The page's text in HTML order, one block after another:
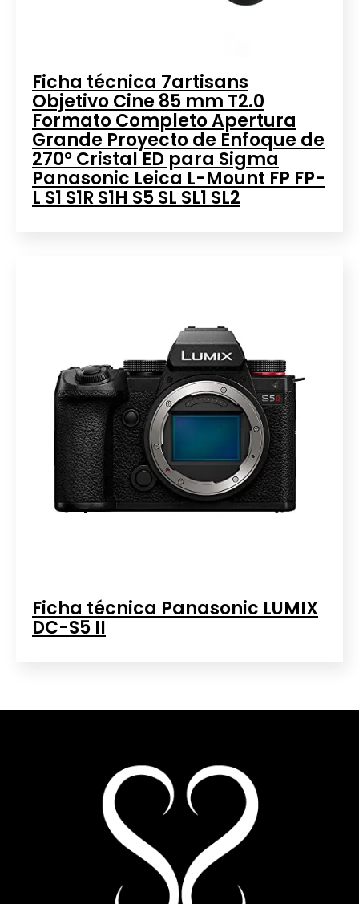
Ficha técnica 7artisans
Objetivo Cine 85 mm T2.0
Formato Completo Apertura
Grande Proyecto de Enfoque de
270° Cristal ED para Sigma
Panasonic Leica L-Mount FP FP-
L S1 S1R S1H S5 SL SL1 SL2
Ficha técnica Panasonic LUMIX
DC-S5 II